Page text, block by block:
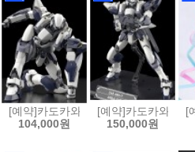
[예약]카도카와 플라스틱 모델 시리
104,000원
[예약]카도카와 플
150,000원
[